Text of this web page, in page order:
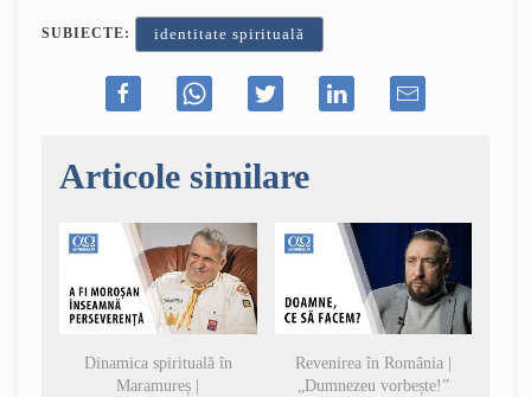
SUBIECTE: identitate spirituală
Articole similare
Dinamica spirituală în
Maramureș |
Revenirea în România |
„Dumnezeu vorbește!”